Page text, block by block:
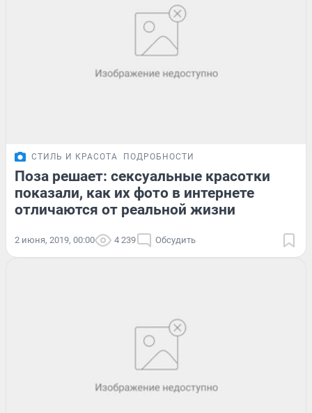
СТИЛЬ И КРАСОТА ПОДРОБНОСТИ
Поза решает: сексуальные красотки
показали, как их фото в интернете
отличаются от реальной жизни
2 июня, 2019, 00:00 4 239 Обсудить